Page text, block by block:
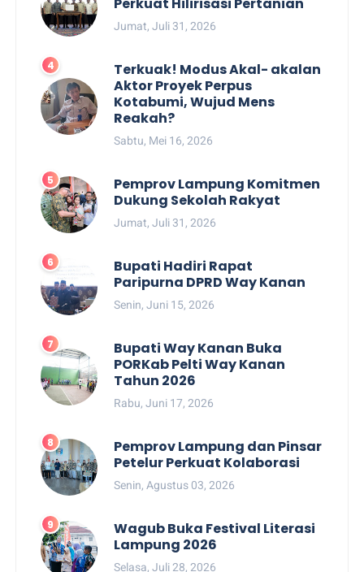
Jumat, Juli 31, 2026
Terkuak! Modus Akal- akalan
Aktor Proyek Perpus
Kotabumi, Wujud Mens
Reakah?
Sabtu, Mei 16, 2026
Pemprov Lampung Komitmen
Dukung Sekolah Rakyat
Jumat, Juli 31, 2026
Bupati Hadiri Rapat
Paripurna DPRD Way Kanan
Senin, Juni 15, 2026
Bupati Way Kanan Buka
PORKab Pelti Way Kanan
Tahun 2026
Rabu, Juni 17, 2026
Pemprov Lampung dan Pinsar
Petelur Perkuat Kolaborasi
Senin, Agustus 03, 2026
Wagub Buka Festival Literasi
Lampung 2026
Selasa, Juli 28, 2026